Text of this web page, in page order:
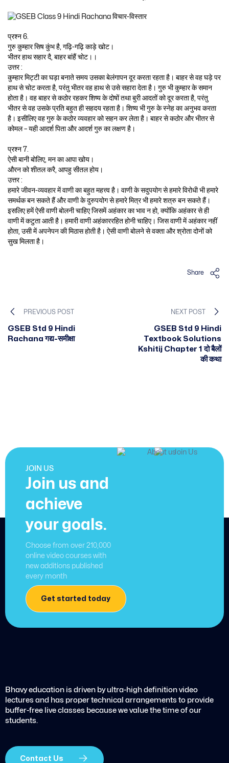
प्रश्न 6.
गुरु कुम्हार सिष कुंभ है, गढ़ि-गढ़ि काड़े खोट।
भीतर हाथ सहार दै, बाहर बांहैं चोट।।
उत्तर :
कुम्हार मिट्टी का घड़ा बनाते समय उसका बेलंगापन दूर करता रहता है। बाहर से वह घड़े पर
हाथ से चोट करता है, परंतु भीतर वह हाथ से उसे सहारा देता है। गुरु भी कुम्हार के समान
होता है। वह बाहर से कठोर रहकर शिष्य के दोषों तथा बुरी आदतों को दूर करता है, परंतु
भीतर से वह उसके प्रति बहुत ही सहदय रहता है। शिष्य भी गुरु के स्नेह का अनुभव करता
है। इसीलिए वह गुरु के कठोर व्यवहार को सहन कर लेता है। बाहर से कठोर और भीतर से
कोमल – यही आदर्श पिता और आदर्श गुरु का लक्षण है।
प्रश्न 7.
ऐसी बानी बोलिए, मन का आपा खोय।
औरन को शीतल करै, आपहु सीतल होय।
उत्तर :
हमारे जीवन-व्यवहार में वाणी का बहुत महत्त्व है। वाणी के सदुपयोग से हमारे विरोधी भी हमारे
समर्थक बन सकते हैं और वाणी के दुरुपयोग से हमारे मित्र भी हमारे शत्रु बन सकते हैं।
इसलिए हमें ऐसी वाणी बोलनी चाहिए जिसमें अहंकार का भाव न हो, क्योंकि अहंकार से ही
वाणी में कटुता आती है। हमारी वाणी अहंकाररहित होनी चाहिए। जिस वाणी में अहंकार नहीं
होता, उसी में अपनेपन की मिठास होती है। ऐसी वाणी बोलने से वक्ता और श्रोता दोनों को
सुख मिलता है।
Share
PREVIOUS POST
GSEB Std 9 Hindi
Rachana गद्य-समीक्षा
NEXT POST
GSEB Std 9 Hindi
Textbook Solutions
Kshitij Chapter 1 दो बैलों
की कथा
JOIN US
Join us and
achieve
your goals.
Choose from over 210,000
online video courses with
new additions published
every month
Get started today
Bhavy education is driven by ultra-high definition video
lectures and has proper technical arrangements to provide
buffer-free live classes because we value the time of our
students.
Contact Us